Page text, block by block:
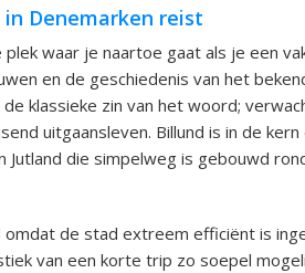
Denemarken reist
plek waar je naartoe gaat als je een
en de geschiedenis van het
klassieke zin van het woord;
uitgaansleven. Billund is in de
die simpelweg is gebouwd
omdat de stad extreem efficiënt is
van een korte trip zo soepel